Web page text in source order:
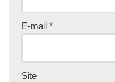
E-mail *
Site